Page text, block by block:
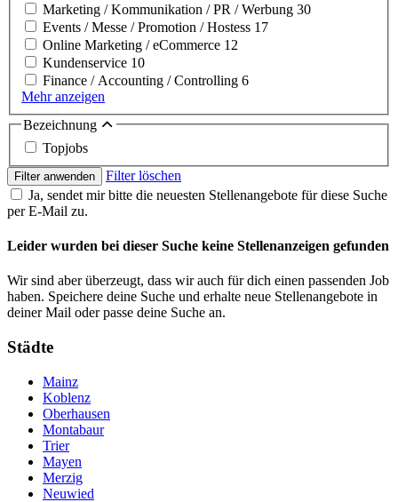
Marketing / Kommunikation / PR / Werbung 30
Events / Messe / Promotion / Hostess 17
Online Marketing / eCommerce 12
Kundenservice 10
Finance / Accounting / Controlling 6
Mehr anzeigen
Bezeichnung
Topjobs
Filter anwenden
Filter löschen
Ja, sendet mir bitte die neuesten Stellenangebote für diese Suche
per E-Mail zu.
Leider wurden bei dieser Suche keine Stellenanzeigen gefunden
Wir sind aber überzeugt, dass wir auch für dich einen passenden Job
haben. Speichere deine Suche und erhalte neue Stellenangebote in
deiner Mail oder passe deine Suche an.
Städte
Mainz
Koblenz
Oberhausen
Montabaur
Trier
Mayen
Merzig
Neuwied